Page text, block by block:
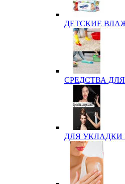
ДЕТСКИЕ
СРЕДСТВА
ДЛЯ УКЛАДКИ